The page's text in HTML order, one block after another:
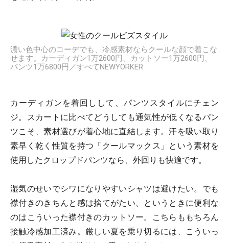
濃い色中心のコーデでも、冷感素材ならクールな顔で着こな
せます。カーディガン1万2600円、カットソー1万2600円、
パンツ1万6800円／すべてNEWYORKER
カーディガンを着回しして、パンツスタイルにチェン
ジ。スカートに比べてどうしても通気性が低くなるパン
ツこそ、素材選びが着心地に直結します。汗を吸い取り
素早く乾く性質を持つ「クールマックス」という素材を
使用したクロップドパンツなら、外回りも快適です。
湿気のせいでシワになりやすいシャツは避けたい。でも
襟付きのきちんと感は捨てがたい、というときに便利な
のはこういった襟付きのカットソー。こちらももちろん
接触冷感加工済み。厳しい夏を乗り切るには、こういっ